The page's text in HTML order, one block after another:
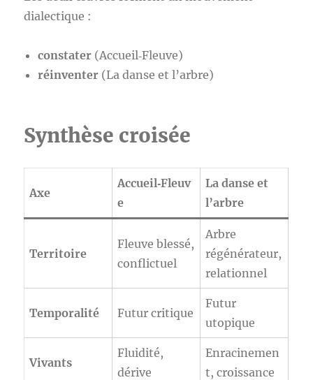
dialectique :
constater (Accueil‑Fleuve)
réinventer (La danse et l’arbre)
Synthèse croisée
Axe
Accueil‑Fleuv
e
La danse et
l’arbre
Territoire
Fleuve blessé,
conflictuel
Arbre
régénérateur,
relationnel
Temporalité Futur critique
Futur
utopique
Vivants
Fluidité,
dérive
Enracinemen
t, croissance